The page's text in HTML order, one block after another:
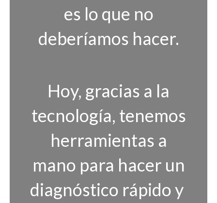
es lo que no
deberíamos hacer.
Hoy, gracias a la
tecnología, tenemos
herramientas a
mano para hacer un
diagnóstico rápido y